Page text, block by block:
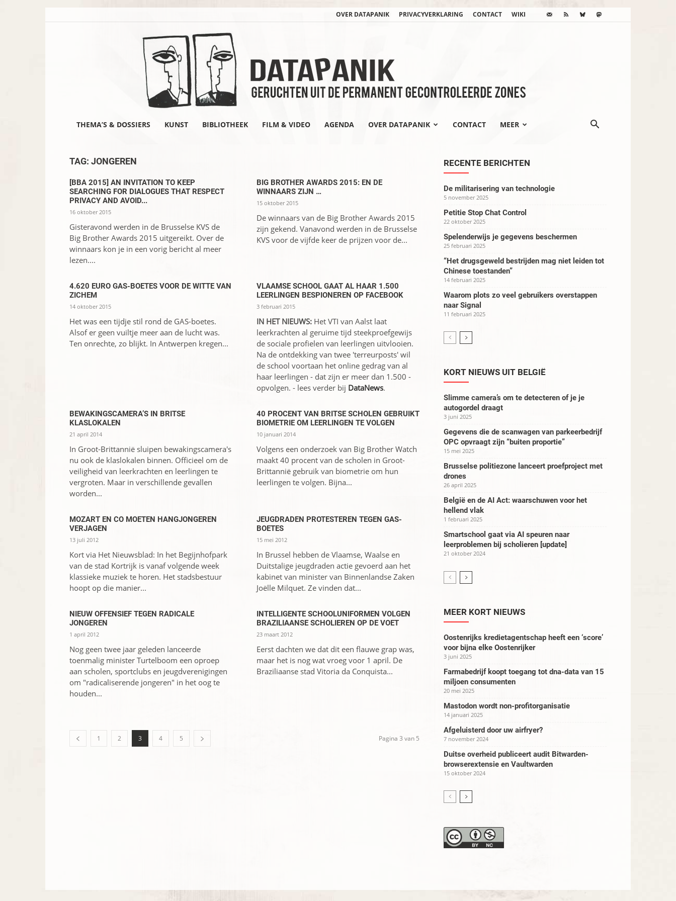
OVER DATAPANIK PRIVACYVERKLARING CONTACT WIKI
THEMA’S & DOSSIERS KUNST BIBLIOTHEEK FILM & VIDEO AGENDA OVER DATAPANIK CONTACT MEER
TAG: JONGEREN
[BBA 2015] AN INVITATION TO KEEP
SEARCHING FOR DIALOGUES THAT RESPECT
PRIVACY AND AVOID...
16 oktober 2015
Gisteravond werden in de Brusselse KVS de
Big Brother Awards 2015 uitgereikt. Over de
winnaars kon je in een vorig bericht al meer
lezen....
BIG BROTHER AWARDS 2015: EN DE
WINNAARS ZIJN …
15 oktober 2015
De winnaars van de Big Brother Awards 2015
zijn gekend. Vanavond werden in de Brusselse
KVS voor de vijfde keer de prijzen voor de...
4.620 EURO GAS-BOETES VOOR DE WITTE VAN
ZICHEM
14 oktober 2015
Het was een tijdje stil rond de GAS-boetes.
Alsof er geen vuiltje meer aan de lucht was.
Ten onrechte, zo blijkt. In Antwerpen kregen...
VLAAMSE SCHOOL GAAT AL HAAR 1.500
LEERLINGEN BESPIONEREN OP FACEBOOK
3 februari 2015
IN HET NIEUWS: Het VTI van Aalst laat
leerkrachten al geruime tijd steekproefgewijs
de sociale profielen van leerlingen uitvlooien.
Na de ontdekking van twee 'terreurposts' wil
de school voortaan het online gedrag van al
haar leerlingen - dat zijn er meer dan 1.500 -
opvolgen. - lees verder bij DataNews.
BEWAKINGSCAMERA’S IN BRITSE
KLASLOKALEN
21 april 2014
In Groot-Brittannië sluipen bewakingscamera's
nu ook de klaslokalen binnen. Officieel om de
veiligheid van leerkrachten en leerlingen te
vergroten. Maar in verschillende gevallen
worden...
40 PROCENT VAN BRITSE SCHOLEN GEBRUIKT
BIOMETRIE OM LEERLINGEN TE VOLGEN
10 januari 2014
Volgens een onderzoek van Big Brother Watch
maakt 40 procent van de scholen in Groot-
Brittannië gebruik van biometrie om hun
leerlingen te volgen. Bijna...
MOZART EN CO MOETEN HANGJONGEREN
VERJAGEN
13 juli 2012
Kort via Het Nieuwsblad: In het Begijnhofpark
van de stad Kortrijk is vanaf volgende week
klassieke muziek te horen. Het stadsbestuur
hoopt op die manier...
JEUGDRADEN PROTESTEREN TEGEN GAS-
BOETES
15 mei 2012
In Brussel hebben de Vlaamse, Waalse en
Duitstalige jeugdraden actie gevoerd aan het
kabinet van minister van Binnenlandse Zaken
Joëlle Milquet. Ze vinden dat...
NIEUW OFFENSIEF TEGEN RADICALE
JONGEREN
1 april 2012
Nog geen twee jaar geleden lanceerde
toenmalig minister Turtelboom een oproep
aan scholen, sportclubs en jeugdverenigingen
om "radicaliserende jongeren" in het oog te
houden...
INTELLIGENTE SCHOOLUNIFORMEN VOLGEN
BRAZILIAANSE SCHOLIEREN OP DE VOET
23 maart 2012
Eerst dachten we dat dit een flauwe grap was,
maar het is nog wat vroeg voor 1 april. De
Braziliaanse stad Vitoria da Conquista...
1 2 3 4 5 Pagina 3 van 5
RECENTE BERICHTEN
De militarisering van technologie
5 november 2025
Petitie Stop Chat Control
22 oktober 2025
Spelenderwijs je gegevens beschermen
25 februari 2025
“Het drugsgeweld bestrijden mag niet leiden tot
Chinese toestanden”
14 februari 2025
Waarom plots zo veel gebruikers overstappen
naar Signal
11 februari 2025
KORT NIEUWS UIT BELGIË
Slimme camera’s om te detecteren of je je
autogordel draagt
3 juni 2025
Gegevens die de scanwagen van parkeerbedrijf
OPC opvraagt zijn “buiten proportie”
15 mei 2025
Brusselse politiezone lanceert proefproject met
drones
26 april 2025
België en de AI Act: waarschuwen voor het
hellend vlak
1 februari 2025
Smartschool gaat via AI speuren naar
leerproblemen bij scholieren [update]
21 oktober 2024
MEER KORT NIEUWS
Oostenrijks kredietagentschap heeft een ‘score’
voor bijna elke Oostenrijker
3 juni 2025
Farmabedrijf koopt toegang tot dna-data van 15
miljoen consumenten
20 mei 2025
Mastodon wordt non-profitorganisatie
14 januari 2025
Afgeluisterd door uw airfryer?
7 november 2024
Duitse overheid publiceert audit Bitwarden-
browserextensie en Vaultwarden
15 oktober 2024